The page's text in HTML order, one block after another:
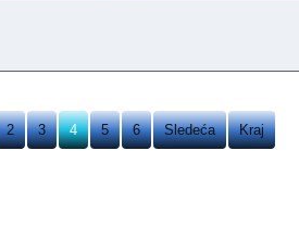
2 3 4 5 6 Sledeća Kraj